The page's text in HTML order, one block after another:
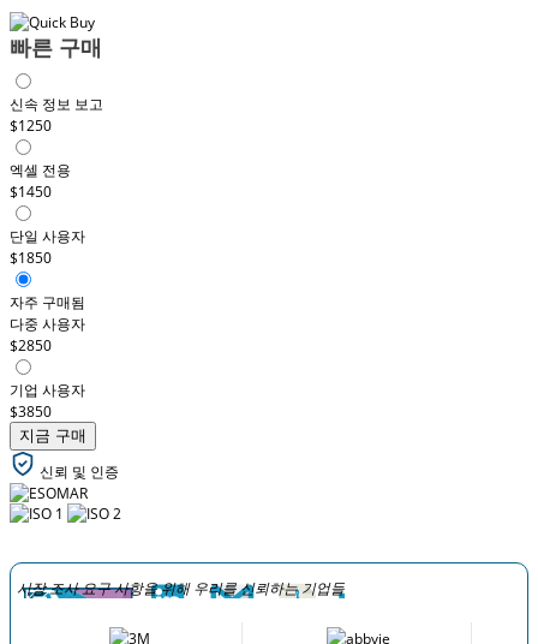
빠른 구매
신속 정보 보고
$1250
엑셀 전용
$1450
단일 사용자
$1850
자주 구매됨
다중 사용자
$2850
기업 사용자
$3850
지금 구매
신뢰 및 인증
시장 조사 요구 사항을 위해 우리를 신뢰하는 기업들